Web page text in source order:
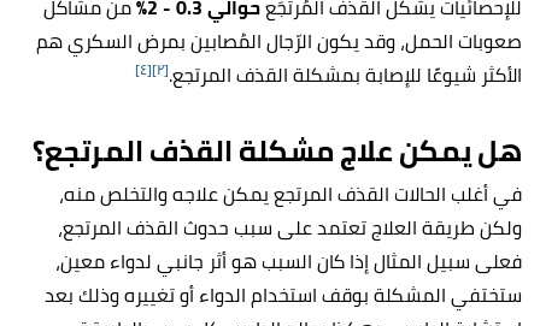
للإحصائيات يشكل القذف المُرتجَعحوالي 0.3 - 2%
من مشاكل
صعوبات الحمل، وقد يكون الرّجال المُصابين بمرض السكري هم
الأكثر شيوعًا للإصابة بمشكلة القذف المرتجع.[٢] [٤]
هل يمكن علاج مشكلة القذف المرتجع؟
في أغلب الحالات القذف المرتجع يمكن علاجه والتخلص منه،
ولكن طريقة العلاج تعتمد على سبب حدوث القذف المرتجع،
فعلى سبيل المثال إذا كان السبب هو أثر جانبي لدواء معين،
ستختفي المشكلة بوقف استخدام الدواء أو تغييره وذلك بعد